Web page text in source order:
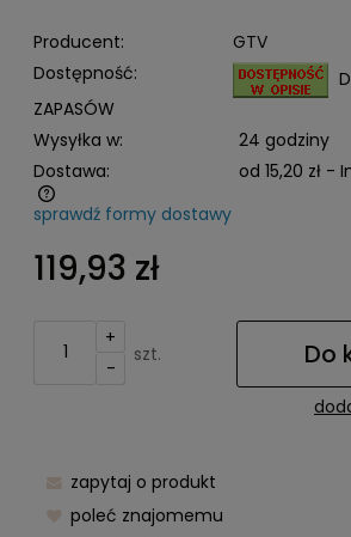
Producent:
GTV
Dostępność:
ZAPASÓW
Wysyłka w:
24 godziny
Dostawa:
od 15,20 zł -
Cena nie zawiera ewentualnych
sprawdź formy dostawy
119,93 zł
+
-
szt. Do
zapytaj o produkt
poleć znajomemu